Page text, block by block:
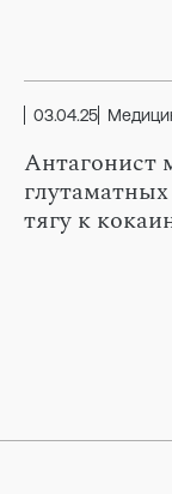
03.04.25
Антагонист
тягу к